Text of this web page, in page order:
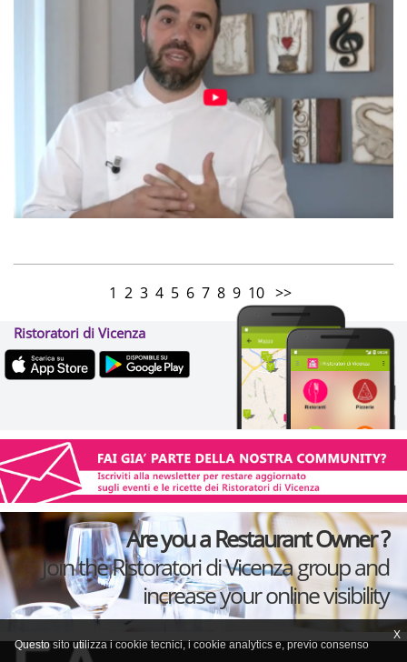
X
Questo sito utilizza i cookie tecnici, i cookie analytics e, previo consenso
1 2 3 4 5 6 7 8 9 10 >>
Ristoratori di Vicenza
Are you a Restaurant Owner ?
Join the Ristoratori di Vicenza group and
increase your online visibility